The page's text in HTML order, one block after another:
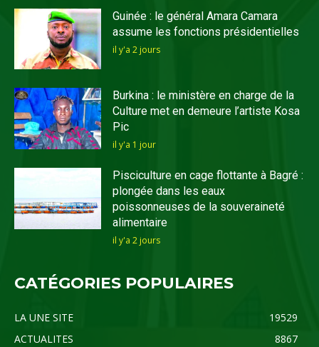
Guinée : le général Amara Camara
assume les fonctions présidentielles
il y'a 2 jours
Burkina : le ministère en charge de la
Culture met en demeure l’artiste Kosa
Pic
il y'a 1 jour
Pisciculture en cage flottante à Bagré :
plongée dans les eaux
poissonneuses de la souveraineté
alimentaire
il y'a 2 jours
CATÉGORIES POPULAIRES
LA UNE SITE
19529
ACTUALITES
8867